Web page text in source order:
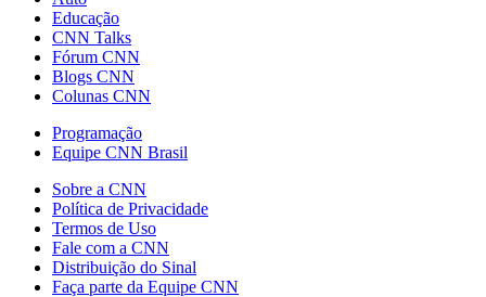
Educação
CNN Talks
Fórum CNN
Blogs CNN
Colunas CNN
Programação
Equipe CNN Brasil
Sobre a CNN
Política de Privacidade
Termos de Uso
Fale com a CNN
Distribuição do Sinal
Faça parte da Equipe CNN